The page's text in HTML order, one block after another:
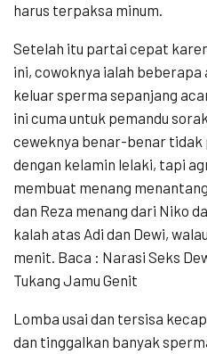
harus terpaksa minum.
Setelah itu partai cepat
ini, cowoknya ialah
keluar sperma sepanjang
ini cuma untuk pemandu
ceweknya benar-benar
dengan kelamin lelaki, tapi
membuat menang
dan Reza menang dari Niko
kalah atas Adi dan Dewi,
menit. Baca : Narasi Seks
Tukang Jamu Genit
Lomba usai dan tersisa
dan tinggalkan banyak